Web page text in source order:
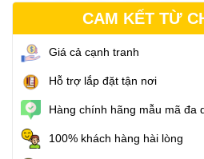
CAM KẾT TỪ
Giá cả cạnh tranh
Hỗ trợ lắp đặt tận nơi
Hàng chính hãng mẫu mã đa
100% khách hàng hài lòng